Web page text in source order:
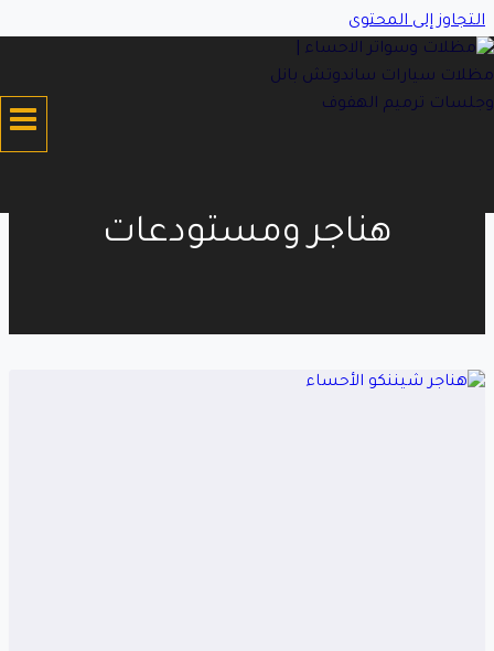
التجاوز إلى المحتوى
هناجر ومستودعات